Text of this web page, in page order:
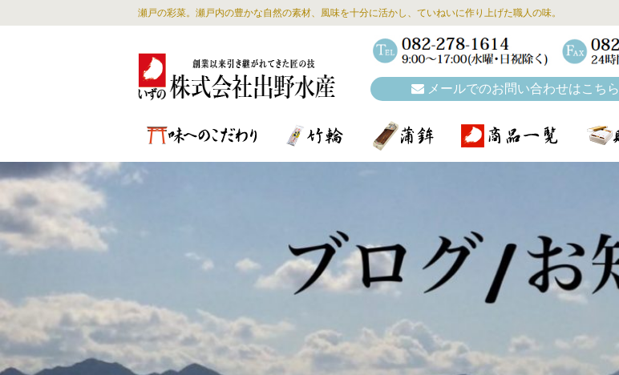
瀬戸の彩菜。瀬戸内の豊かな自然の素材、風味を十分に活かし、ていねいに作り上げた職人の味。
メールでのお問い合わせはこちら